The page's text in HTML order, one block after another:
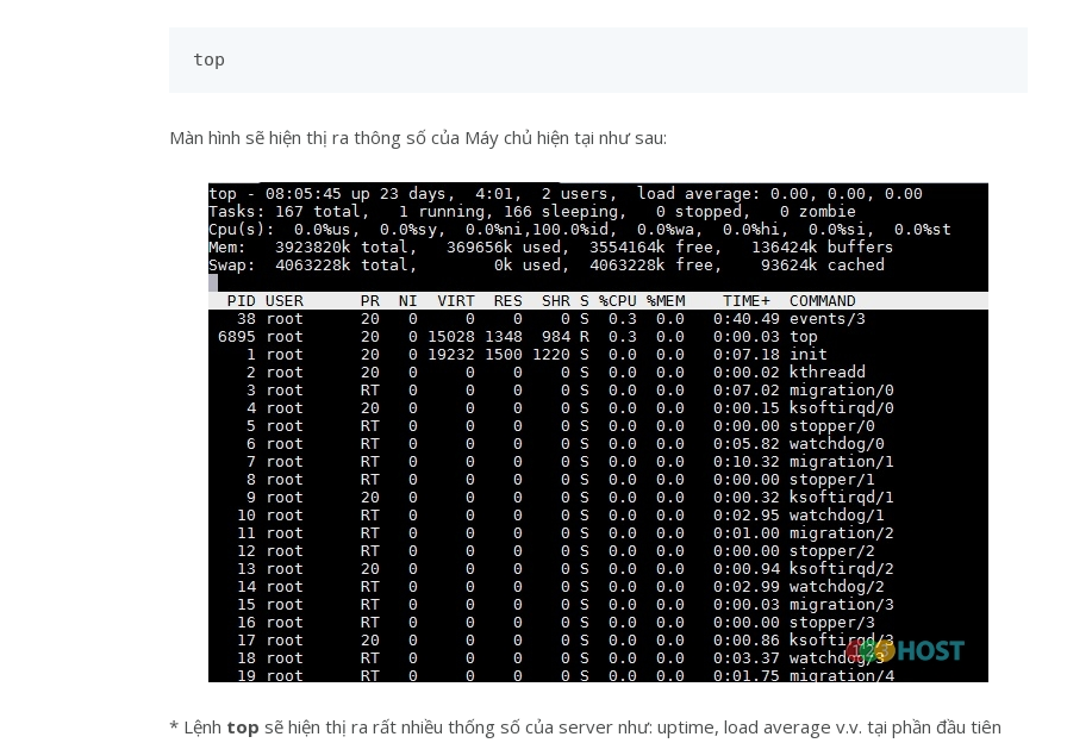
top
Màn hình sẽ hiện thị ra thông số của Máy chủ hiện tại như sau:
* Lệnh top sẽ hiện thị ra rất nhiều thống số của server như: uptime, load average v.v. tại phần đầu tiên